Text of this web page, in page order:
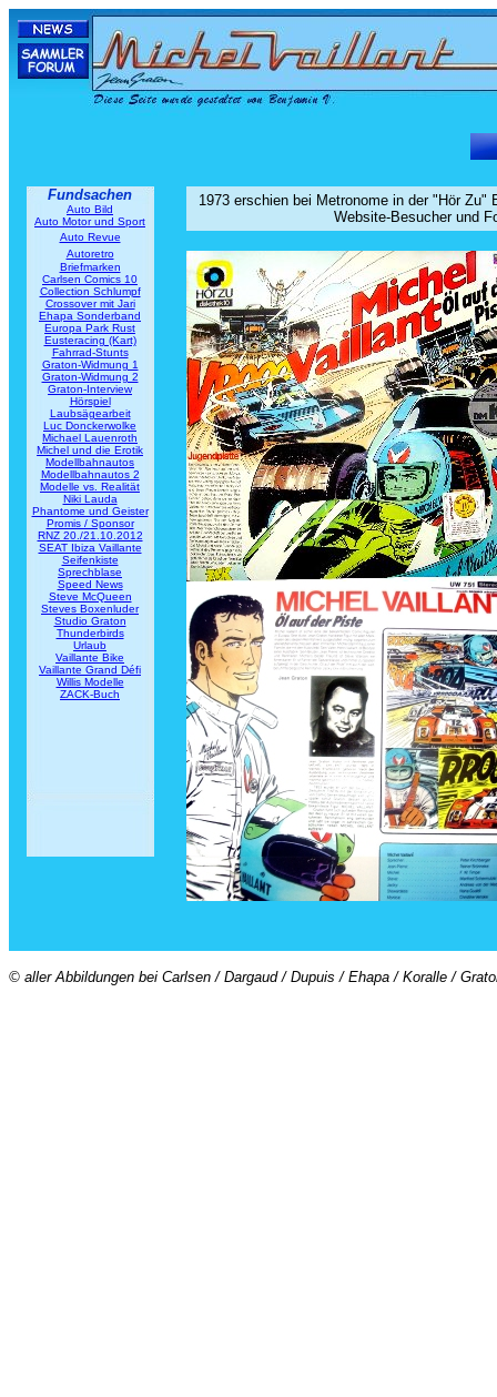
Fundsachen
Auto Bild
Auto Motor und Sport
Auto Revue
Autoretro
Briefmarken
Carlsen Comics 10
Collection Schlumpf
Crossover mit Jari
Ehapa Sonderband
Europa Park Rust
Eusteracing (Kart)
Fahrrad-Stunts
Graton-Widmung 1
Graton-Widmung 2
Graton-Interview
Hörspiel
Laubsägearbeit
Luc Donckerwolke
Michael Lauenroth
Michel und die Erotik
Modellbahnautos
Modellbahnautos 2
Modelle vs. Realität
Niki Lauda
Phantome und Geister
Promis / Sponsor
RNZ 20./21.10.2012
SEAT Ibiza Vaillante
Seifenkiste
Sprechblase
Speed News
Steve McQueen
Steves Boxenluder
Studio Graton
Thunderbirds
Urlaub
Vaillante Bike
Vaillante Grand Défi
Willis Modelle
ZACK-Buch
1973 erschien bei Metronome in der "Hör
Website-Besucher und
© aller Abbildungen bei Carlsen / Dargaud / Dupuis / Ehapa / Koralle /